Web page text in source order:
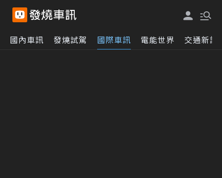
國內車訊 發燒試駕 國際車訊 電能世界 交通新訊